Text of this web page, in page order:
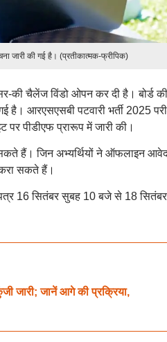
जारी की गई है। (प्रतीकात्मक-फ्रीपिक)
की चैलेंज विंडो ओपन कर दी है। बोर्ड
आरएसएसबी पटवारी भर्ती 2025
पीडीएफ प्रारूप में जारी की।
हैं। जिन अभ्यर्थियों ने ऑफलाइन
सकते हैं।
16 सितंबर सुबह 10 बजे से 18
जारी; जानें आगे की प्रक्रिया,